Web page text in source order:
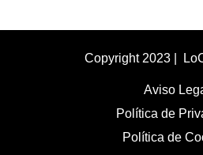
Copyright 2023 |
Aviso
Política de
Política de